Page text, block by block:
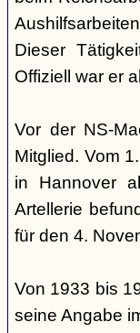
Dieser
Offiziell war er
Vor der NS-
Mitglied. Vom
in Hannover
Artellerie
für den 4.
Von 1933 bis
seine Angabe